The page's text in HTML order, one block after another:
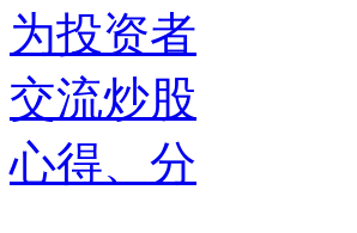
为投资者
交流炒股
心得、分